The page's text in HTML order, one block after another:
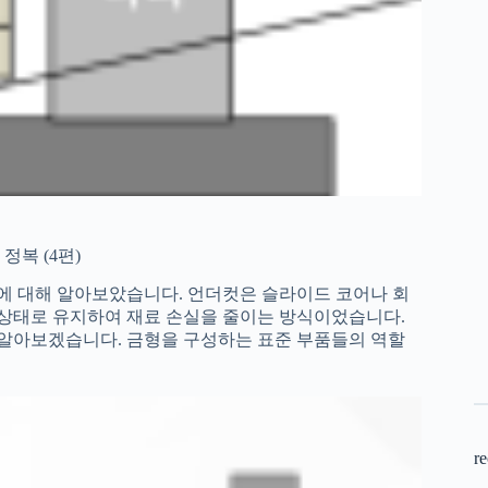
복 (4편)
대해 알아보았습니다. 언더컷은 슬라이드 코어나 회
태로 유지하여 재료 손실을 줄이는 방식이었습니다.
아보겠습니다. 금형을 구성하는 표준 부품들의 역할